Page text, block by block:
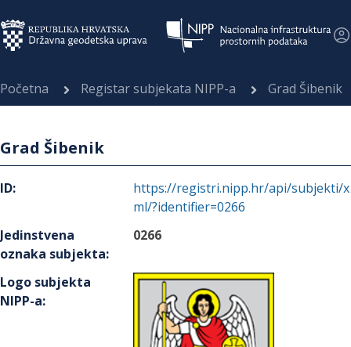
Početna Registar subjekata NIPP-a Grad Šibenik
Grad Šibenik
ID:
https://registri.nipp.hr/api/subjekti/x
ml/?identifier=0266
Jedinstvena
oznaka subjekta:
0266
Logo subjekta
NIPP-a: